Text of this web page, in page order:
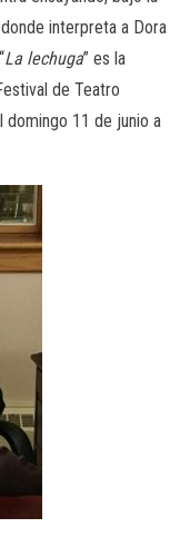
donde interpreta a Dora
La lechuga” es la
de Teatro
domingo 11 de junio a